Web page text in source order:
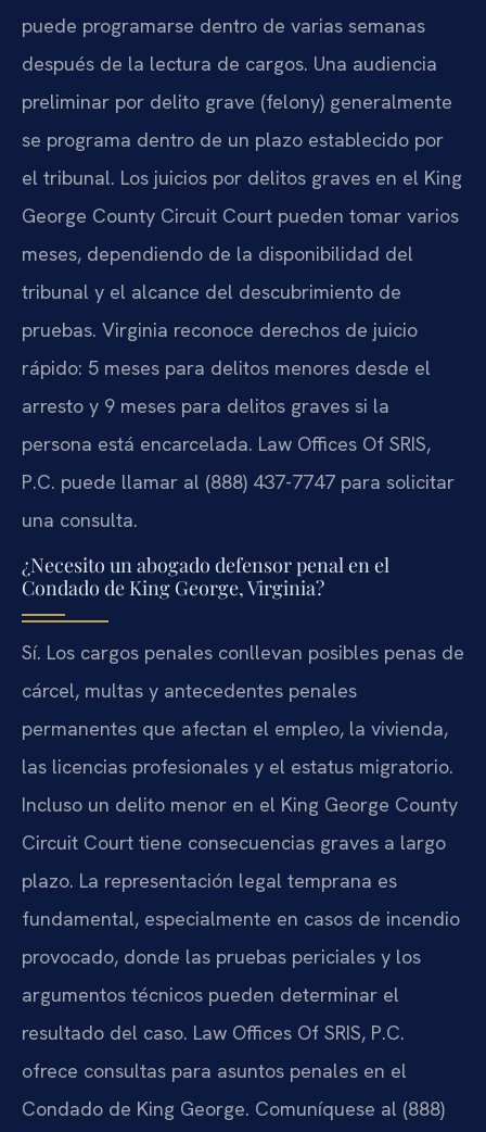
puede programarse dentro de varias semanas
después de la lectura de cargos. Una audiencia
preliminar por delito grave (felony) generalmente
se programa dentro de un plazo establecido por
el tribunal. Los juicios por delitos graves en el King
George County Circuit Court pueden tomar varios
meses, dependiendo de la disponibilidad del
tribunal y el alcance del descubrimiento de
pruebas. Virginia reconoce derechos de juicio
rápido: 5 meses para delitos menores desde el
arresto y 9 meses para delitos graves si la
persona está encarcelada. Law Offices Of SRIS,
P.C. puede llamar al (888) 437-7747 para solicitar
una consulta.
¿Necesito un abogado defensor penal en el
Condado de King George, Virginia?
Sí. Los cargos penales conllevan posibles penas de
cárcel, multas y antecedentes penales
permanentes que afectan el empleo, la vivienda,
las licencias profesionales y el estatus migratorio.
Incluso un delito menor en el King George County
Circuit Court tiene consecuencias graves a largo
plazo. La representación legal temprana es
fundamental, especialmente en casos de incendio
provocado, donde las pruebas periciales y los
argumentos técnicos pueden determinar el
resultado del caso. Law Offices Of SRIS, P.C.
ofrece consultas para asuntos penales en el
Condado de King George. Comuníquese al (888)